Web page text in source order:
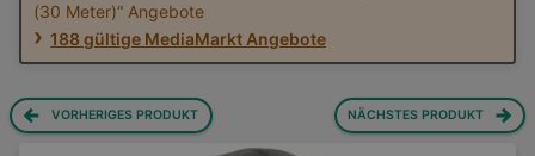
(30 Meter)“ Angebote
188 gültige MediaMarkt Angebote
VORHERIGES PRODUKT NÄCHSTES PRODUKT